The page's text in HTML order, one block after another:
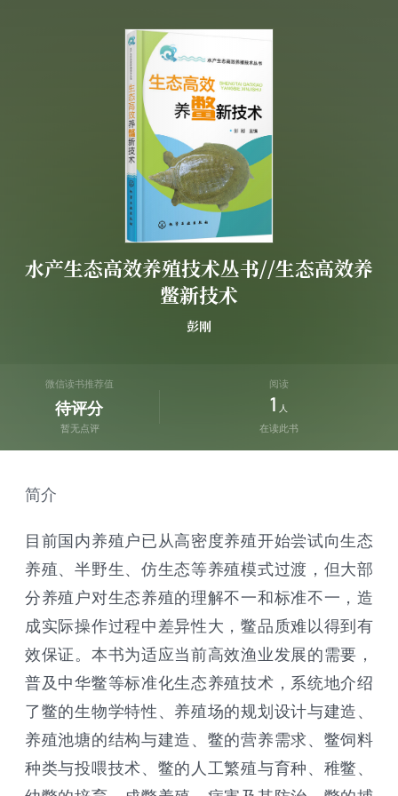
水产生态高效养殖技术丛书//生态高效养
鳖新技术
彭刚
微信读书推荐值
待评分
暂无点评
阅读
1 人
在读此书
简介
目前国内养殖户已从高密度养殖开始尝试向生态
养殖、半野生、仿生态等养殖模式过渡，但大部
分养殖户对生态养殖的理解不一和标准不一，造
成实际操作过程中差异性大，鳖品质难以得到有
效保证。本书为适应当前高效渔业发展的需要，
普及中华鳖等标准化生态养殖技术，系统地介绍
了鳖的生物学特性、养殖场的规划设计与建造、
养殖池塘的结构与建造、鳖的营养需求、鳖饲料
种类与投喂技术、鳖的人工繁殖与育种、稚鳖、